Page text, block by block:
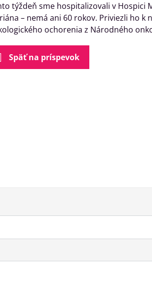
týždeň sme hospitalizovali v Hospici
– nemá ani 60 rokov. Priviezli ho k
ochorenia z Národného
Späť na príspevok